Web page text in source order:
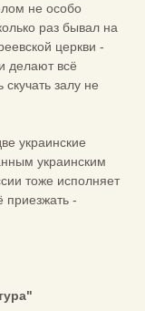
не особо
раз бывал на
церкви -
делают всё
залу не
украинские
украинским
тоже исполняет
-